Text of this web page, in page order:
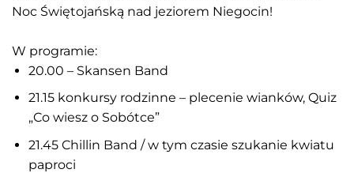
Noc Świętojańską nad jeziorem Niegocin!
W programie:
20.00 – Skansen Band
21.15 konkursy rodzinne – plecenie wianków, Quiz
„Co wiesz o Sobótce”
21.45 Chillin Band / w tym czasie szukanie kwiatu
paproci